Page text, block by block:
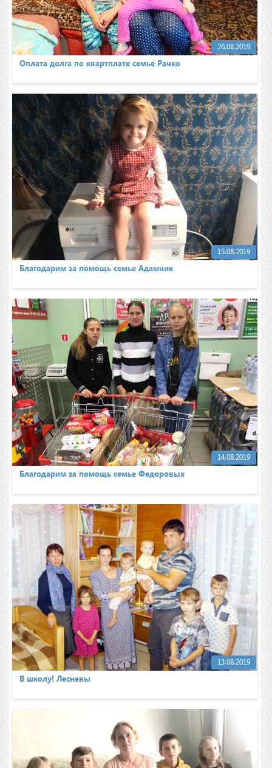
26.08.2019
Оплата долга по квартплате семье Рачко
15.08.2019
Благодарим за помощь семье Адамчик
14.08.2019
Благодарим за помощь семье Федоровых
13.08.2019
В школу! Лесневы